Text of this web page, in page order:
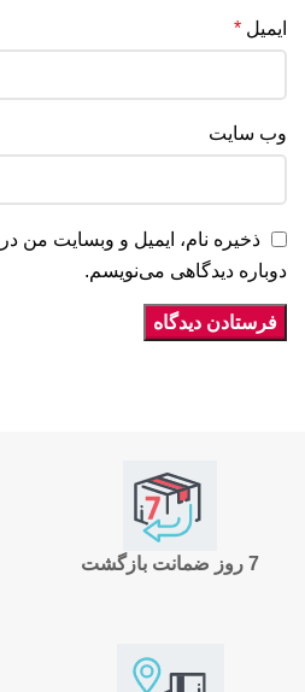
ایمیل *
وب‌ سایت
ذخیره نام، ایمیل و وبسایت من
دوباره دیدگاهی می‌نویسم.
7 روز ضمانت بازگشت